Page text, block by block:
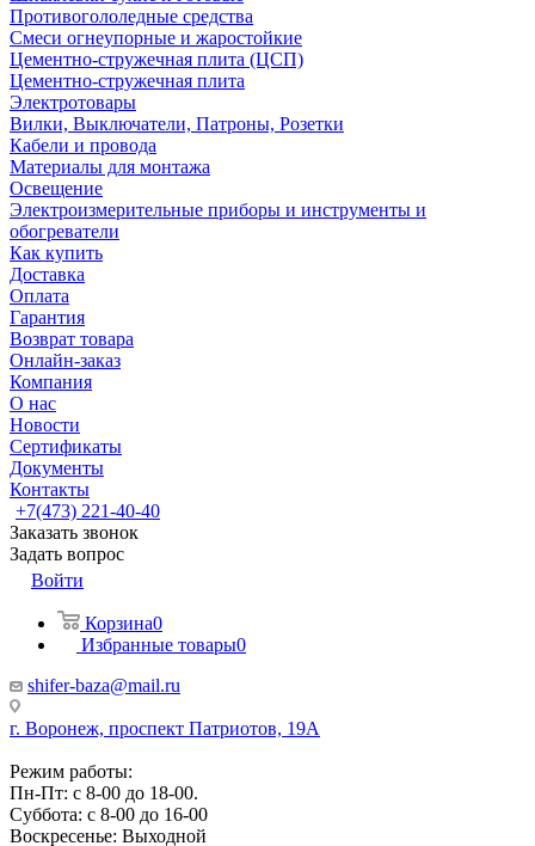
Противогололедные средства
Смеси огнеупорные и жаростойкие
Цементно-стружечная плита (ЦСП)
Цементно-стружечная плита
Электротовары
Вилки, Выключатели, Патроны, Розетки
Кабели и провода
Материалы для монтажа
Освещение
Электроизмерительные приборы и инструменты и
обогреватели
Как купить
Доставка
Оплата
Гарантия
Возврат товара
Онлайн-заказ
Компания
О нас
Новости
Сертификаты
Документы
Контакты
+7(473) 221-40-40
Заказать звонок
Задать вопрос
Войти
Корзина0
Избранные товары0
shifer-baza@mail.ru
г. Воронеж, проспект Патриотов, 19А
Режим работы:
Пн-Пт: с 8-00 до 18-00.
Суббота: с 8-00 до 16-00
Воскресенье: Выходной